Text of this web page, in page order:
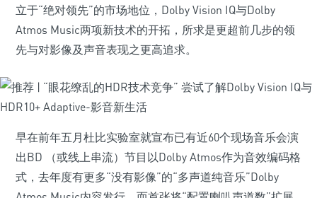
立于“绝对领先”的市场地位，Dolby Vision IQ与Dolby
Atmos Music两项新技术的开拓，所求是更超前几步的领
先与对影像及声音表现之更高追求。
早在前年五月杜比实验室就宣布已有近60个现场音乐会演
出BD （或线上串流）节目以Dolby Atmos作为音效编码格
式，去年度有更多“没有影像”的“多声道纯音乐”Dolby